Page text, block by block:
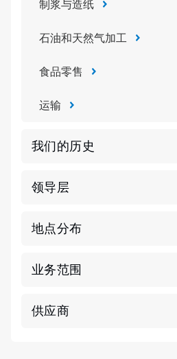
制浆与造纸
石油和天然气加工
食品零售
运输
我们的历史
领导层
地点分布
业务范围
供应商